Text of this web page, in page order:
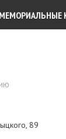
МЕМОРИАЛЬНЫЕ
89